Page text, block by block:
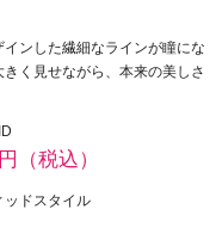
ンした繊細なラインが瞳にな
く見せながら、本来の美しさ
（税込）
ッドスタイル